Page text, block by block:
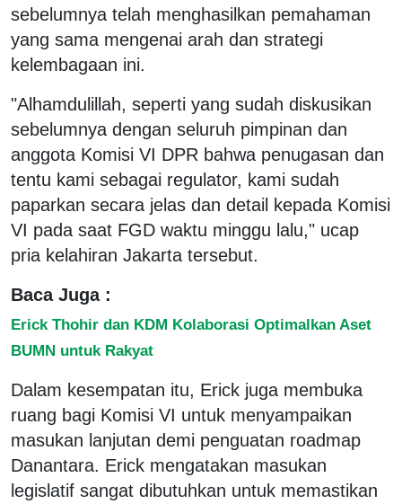
sebelumnya telah menghasilkan pemahaman
yang sama mengenai arah dan strategi
kelembagaan ini.
"Alhamdulillah, seperti yang sudah diskusikan
sebelumnya dengan seluruh pimpinan dan
anggota Komisi VI DPR bahwa penugasan dan
tentu kami sebagai regulator, kami sudah
paparkan secara jelas dan detail kepada Komisi
VI pada saat FGD waktu minggu lalu," ucap
pria kelahiran Jakarta tersebut.
Baca Juga :
Erick Thohir dan KDM Kolaborasi Optimalkan Aset
BUMN untuk Rakyat
Dalam kesempatan itu, Erick juga membuka
ruang bagi Komisi VI untuk menyampaikan
masukan lanjutan demi penguatan roadmap
Danantara. Erick mengatakan masukan
legislatif sangat dibutuhkan untuk memastikan